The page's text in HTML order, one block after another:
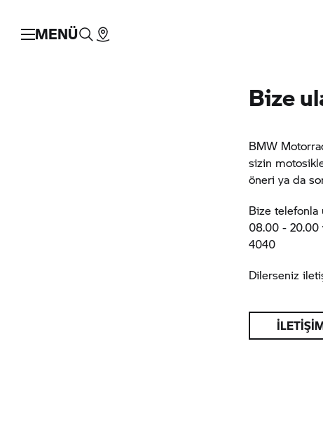
MENÜ
Bize
BMW
sizin
öneri ya da
Bize telefonla
08.00 - 20.00
4040
Dilerseniz